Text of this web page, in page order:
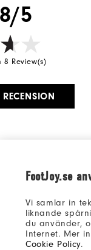
FootJoy.se
Vi samlar in
liknande
du använder,
Internet. Mer
Cookie Policy.
5
8 Review(s)